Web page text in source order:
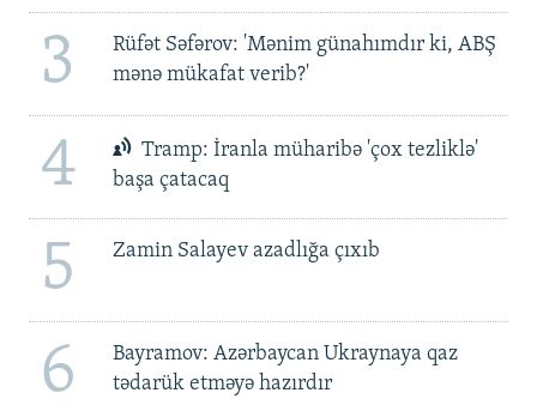
3
Rüfət Səfərov: 'Mənim günahımdır ki, ABŞ
mənə mükafat verib?'
4
Tramp: İranla müharibə 'çox tezliklə'
başa çatacaq
5 Zamin Salayev azadlığa çıxıb
6
Bayramov: Azərbaycan Ukraynaya qaz
tədarük etməyə hazırdır